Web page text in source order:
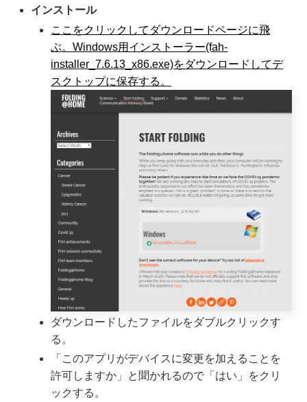
インストール
ここをクリックしてダウンロードページに飛
ぶ。Windows用インストーラー(fah-
installer_7.6.13_x86.exe)をダウンロードしてデ
スクトップに保存する。
ダウンロードしたファイルをダブルクリックす
る。
「このアプリがデバイスに変更を加えることを
許可しますか」と聞かれるので「はい」をクリ
ックする。